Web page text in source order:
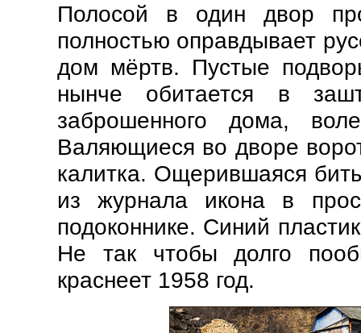
Полосой в один двор
полностью оправдывает
дом мёртв. Пустые
нынче обитается в
заброшенного дома,
Валяющиеся во дворе
калитка. Ощерившаяся
из журнала икона в
подоконнике. Синий
Не так чтобы долго
краснеет 1958 год.